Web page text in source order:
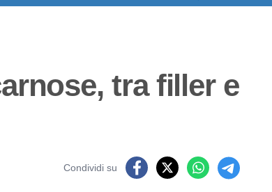
carnose, tra
Condividi su